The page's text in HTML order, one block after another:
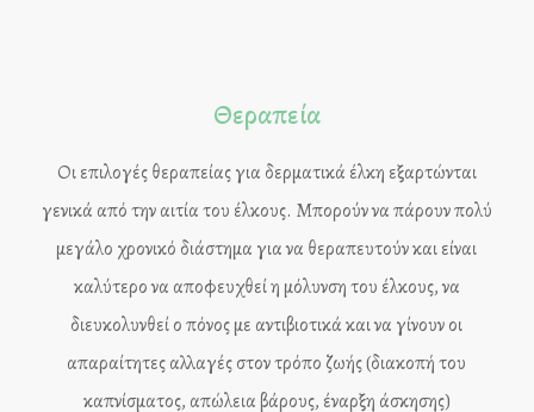
Θεραπεία
Οι επιλογές θεραπείας για δερματικά έλκη εξαρτώνται
γενικά από την αιτία του έλκους. Μπορούν να πάρουν πολύ
μεγάλο χρονικό διάστημα για να θεραπευτούν και είναι
καλύτερο να αποφευχθεί η μόλυνση του έλκους, να
διευκολυνθεί ο πόνος με αντιβιοτικά και να γίνουν οι
απαραίτητες αλλαγές στον τρόπο ζωής (διακοπή του
καπνίσματος, απώλεια βάρους, έναρξη άσκησης)